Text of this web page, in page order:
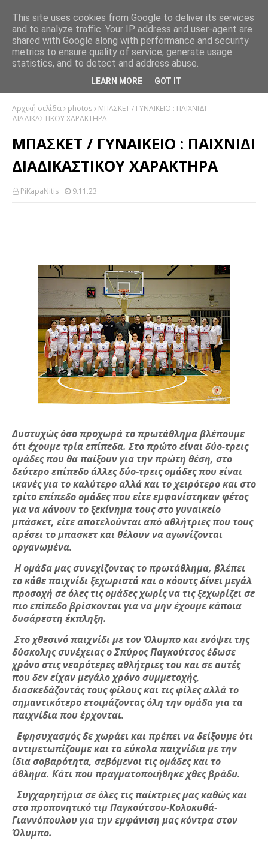
Αρχική σελίδα photos
ΜΠΑΣΚΕΤ / ΓΥΝΑΙΚΕΙΟ : ΠΑΙΧΝΙΔΙ
ΔΙΑΔΙΚΑΣΤΙΚΟΥ ΧΑΡΑΚΤΗΡΑ
ΜΠΑΣΚΕΤ / ΓΥΝΑΙΚΕΙΟ : ΠΑΙΧΝΙΔΙ
ΔΙΑΔΙΚΑΣΤΙΚΟΥ ΧΑΡΑΚΤΗΡΑ
PiKapaNitis 9.11.23
Δυστυχώς όσο προχωρά το πρωτάθλημα βλέπουμε
ότι έχουμε τρία επίπεδα. Στο πρώτο είναι δύο-τρεις
ομάδες που θα παίξουν για την πρώτη θέση, στο
δεύτερο επίπεδο άλλες δύο-τρεις ομάδες που είναι
ικανές για το καλύτερο αλλά και το χειρότερο και στο
τρίτο επίπεδο ομάδες που είτε εμφανίστηκαν φέτος
για να κάνουν το ξεκίνημα τους στο γυναικείο
μπάσκετ, είτε αποτελούνται από αθλήτριες που τους
αρέσει το μπασκετ και θέλουν να αγωνίζονται
οργανωμένα.
Η ομάδα μας συνεχίζοντας το πρωτάθλημα, βλέπει
το κάθε παιχνίδι ξεχωριστά και ο κόουτς δίνει μεγάλ
προσοχή σε όλες τις ομάδες χωρίς να τις ξεχωρίζει σε
πιο επίπεδο βρίσκονται για να μην έχουμε κάποια
δυσάρεστη έκπληξη.
Στο χθεσινό παιχνίδι με τον Όλυμπο και ενόψει της
δύσκολης συνέχειας ο Σπύρος Παγκούτσος έδωσε
χρόνο στις νεαρότερες αθλήτριες του και σε αυτές
που δεν είχαν μεγάλο χρόνο συμμετοχής,
διασκεδάζοντάς τους φίλους και τις φίλες αλλά το
σημαντικότερο ετοιμάζοντας όλη την ομάδα για τα
παιχνίδια που έρχονται.
Εφησυχασμός δε χωράει και πρέπει να δείξουμε ότι
αντιμετωπίζουμε και τα εύκολα παιχνίδια με την
ίδια σοβαρότητα, σεβόμενοι τις ομάδες και το
άθλημα. Κάτι που πραγματοποιήθηκε χθες βράδυ.
Συγχαρητήρια σε όλες τις παίκτριες μας καθώς και
στο προπονητικό τιμ Παγκούτσου-Κολοκυθά-
Γιαννόπουλου για την εμφάνιση μας κόντρα στον
Όλυμπο.
This site uses cookies from Google to deliver its services
and to analyze traffic. Your IP address and user-agent are
shared with Google along with performance and security
metrics to ensure quality of service, generate usage
statistics, and to detect and address abuse.
LEARN MORE GOT IT